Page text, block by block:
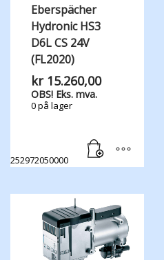
Eberspächer
Hydronic HS3
D6L CS 24V
(FL2020)
kr15.260,00
OBS! Eks. mva.
0 på lager
252972050000